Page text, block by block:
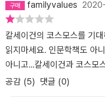
우리는 생명이 살아가는 데 필
다. 이 세상이 깡그리 망가져
돈 같은 요소가 대체 무슨 소
우리는 이제부터라도 과학자
합니다. 우리의 이른바 지도자
지의 시간에만 신경 씁니다.
선 개발 프로젝트), 행성 협
ace Time Odyssey)」(대표
familyvalues
칼세이건의 코스모스를 기
읽지마세요. 인문학책도 아
아니고...칼세이건과 코스모
공감 (5) 댓글 (0)